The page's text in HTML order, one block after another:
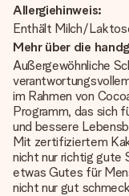
Allergiehinweis:
Enthält Milch/
Mehr über die
Außergewöhnliche
im Rahmen von
Programm, das sich
und bessere
Mit zertifiziertem
nicht nur richtig gute
etwas Gutes für
nicht nur gut